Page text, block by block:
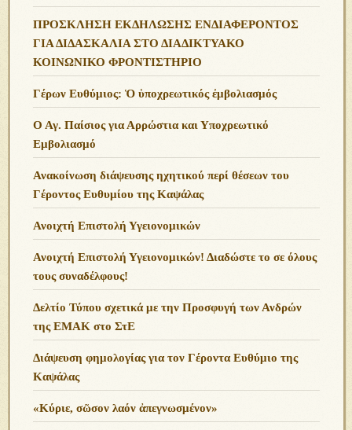
ΠΡΟΣΚΛΗΣΗ ΕΚΔΗΛΩΣΗΣ ΕΝΔΙΑΦΕΡΟΝΤΟΣ
ΓΙΑ ΔΙΔΑΣΚΑΛΙΑ ΣΤΟ ΔΙΑΔΙΚΤΥΑΚΟ
ΚΟΙΝΩΝΙΚΟ ΦΡΟΝΤΙΣΤΗΡΙΟ
Γέρων Ευθύμιος: Ὁ ὑποχρεωτικός ἐμβολιασμός
Ο Αγ. Παίσιος για Αρρώστια και Υποχρεωτικό
Εμβολιασμό
Ανακοίνωση διάψευσης ηχητικού περί θέσεων του
Γέροντος Ευθυμίου της Καψάλας
Ανοιχτή Επιστολή Υγειονομικών
Ανοιχτή Επιστολή Υγειονομικών! Διαδώστε το σε όλους
τους συναδέλφους!
Δελτίο Τύπου σχετικά με την Προσφυγή των Ανδρών
της ΕΜΑΚ στο ΣτΕ
Διάψευση φημολογίας για τον Γέροντα Ευθύμιο της
Καψάλας
«Κύριε, σῶσον λαόν ἀπεγνωσμένον»